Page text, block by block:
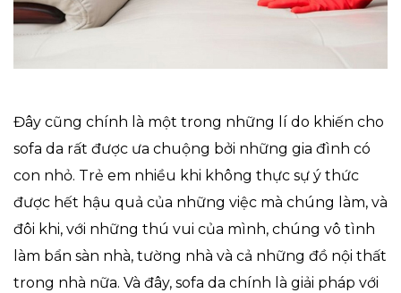
Đây cũng chính là một trong những lí do khiến cho
sofa da rất được ưa chuộng bởi những gia đình có
con nhỏ. Trẻ em nhiều khi không thực sự ý thức
được hết hậu quả của những việc mà chúng làm, và
đôi khi, với những thú vui của mình, chúng vô tình
làm bẩn sàn nhà, tường nhà và cả những đồ nội thất
trong nhà nữa. Và đây, sofa da chính là giải pháp với